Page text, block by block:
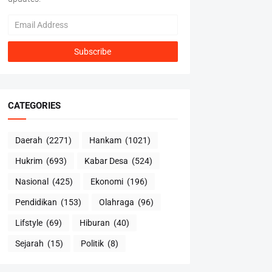
CATEGORIES
Daerah (2271) Hankam (1021)
Hukrim (693) Kabar Desa (524)
Nasional (425) Ekonomi (196)
Pendidikan (153) Olahraga (96)
Lifstyle (69) Hiburan (40)
Sejarah (15) Politik (8)